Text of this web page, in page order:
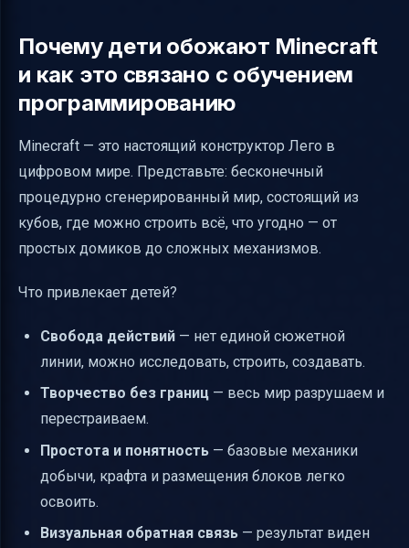
Почему дети обожают Minecraft
и как это связано с обучением
программированию
Minecraft — это настоящий конструктор Лего в
цифровом мире. Представьте: бесконечный
процедурно сгенерированный мир, состоящий из
кубов, где можно строить всё, что угодно — от
простых домиков до сложных механизмов.
Что привлекает детей?
Свобода действий — нет единой сюжетной
линии, можно исследовать, строить, создавать.
Творчество без границ — весь мир разрушаем и
перестраиваем.
Простота и понятность — базовые механики
добычи, крафта и размещения блоков легко
освоить.
Визуальная обратная связь — результат виден